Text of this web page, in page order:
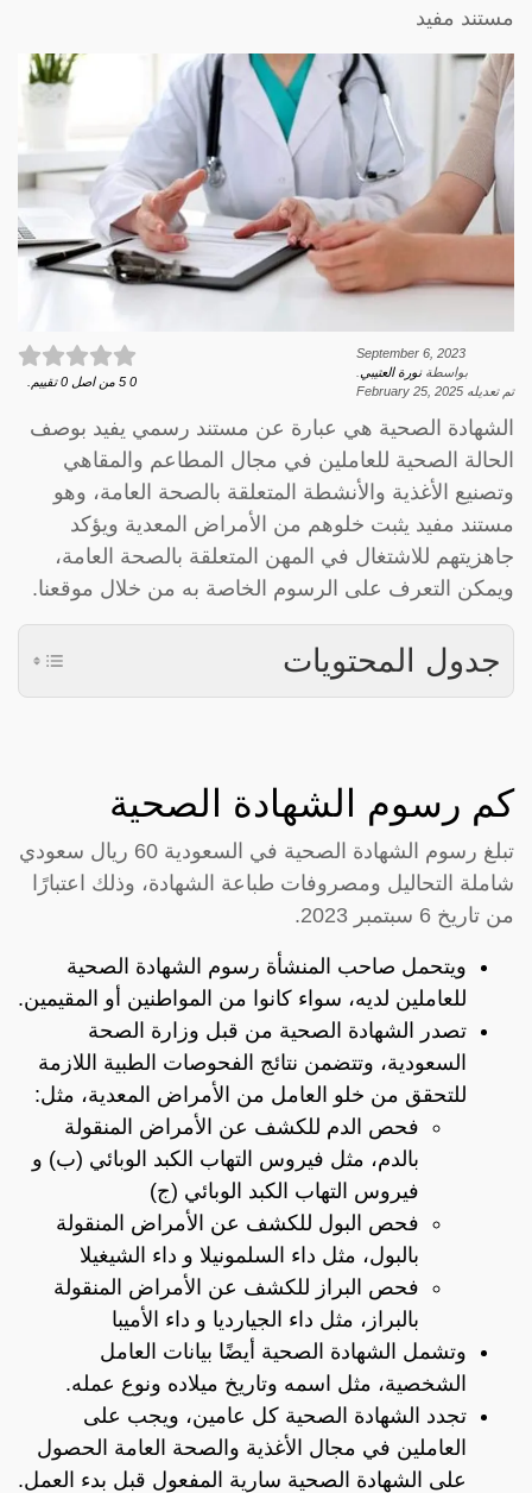
مستند مفيد
September 6, 2023
بواسطةنورة العتيبي
تم تعديله February 25, 2025
0
5 من اصل 0 تقييم.
الشهادة الصحية هي عبارة عن مستند رسمي يفيد بوصف
الحالة الصحية للعاملين في مجال المطاعم والمقاهي
وتصنيع الأغذية والأنشطة المتعلقة بالصحة العامة، وهو
مستند مفيد يثبت خلوهم من الأمراض المعدية ويؤكد
جاهزيتهم للاشتغال في المهن المتعلقة بالصحة العامة،
ويمكن التعرف على الرسوم الخاصة به من خلال موقعنا.
جدول المحتويات
كم رسوم الشهادة الصحية
تبلغ رسوم الشهادة الصحية في السعودية 60 ريال سعودي
شاملة التحاليل ومصروفات طباعة الشهادة، وذلك اعتبارًا
من تاريخ 6 سبتمبر 2023.
ويتحمل صاحب المنشأة رسوم الشهادة الصحية
للعاملين لديه، سواء كانوا من المواطنين أو المقيمين.
تصدر الشهادة الصحية من قبل وزارة الصحة
السعودية، وتتضمن نتائج الفحوصات الطبية اللازمة
للتحقق من خلو العامل من الأمراض المعدية، مثل:
فحص الدم للكشف عن الأمراض المنقولة
بالدم، مثل فيروس التهاب الكبد الوبائي (ب) و
فيروس التهاب الكبد الوبائي (ج)
فحص البول للكشف عن الأمراض المنقولة
بالبول، مثل داء السلمونيلا و داء الشيغيلا
فحص البراز للكشف عن الأمراض المنقولة
بالبراز، مثل داء الجيارديا و داء الأميبا
وتشمل الشهادة الصحية أيضًا بيانات العامل
الشخصية، مثل اسمه وتاريخ ميلاده ونوع عمله.
تجدد الشهادة الصحية كل عامين، ويجب على
العاملين في مجال الأغذية والصحة العامة الحصول
على الشهادة الصحية سارية المفعول قبل بدء العمل.